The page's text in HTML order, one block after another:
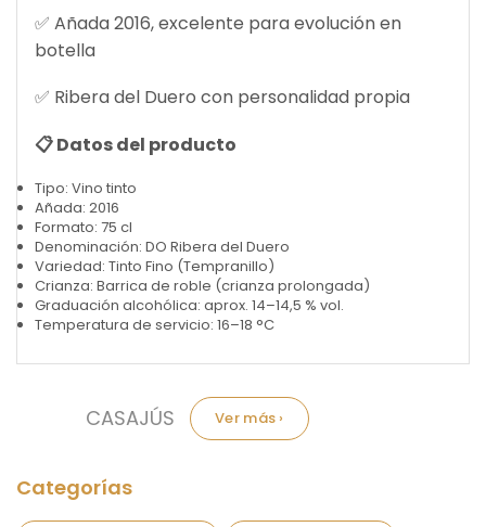
✅ Añada 2016, excelente para evolución en
botella
✅ Ribera del Duero con personalidad propia
📋 Datos del producto
Tipo: Vino tinto
Añada: 2016
Formato: 75 cl
Denominación: DO Ribera del Duero
Variedad: Tinto Fino (Tempranillo)
Crianza: Barrica de roble (crianza prolongada)
Graduación alcohólica: aprox. 14–14,5 % vol.
Temperatura de servicio: 16–18 °C
CASAJÚS